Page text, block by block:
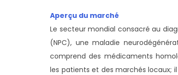
Aperçu du marché
Le secteur mondial consacré au
(NPC), une maladie
comprend des médicaments
les patients et des marchés locaux;